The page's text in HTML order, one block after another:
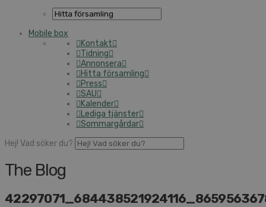
Mobile box
Kontakt
Tidning
Annonsera
Hitta församling
Press
SAU
Kalender
Lediga tjänster
Sommargårdar
Hej! Vad söker du?
The Blog